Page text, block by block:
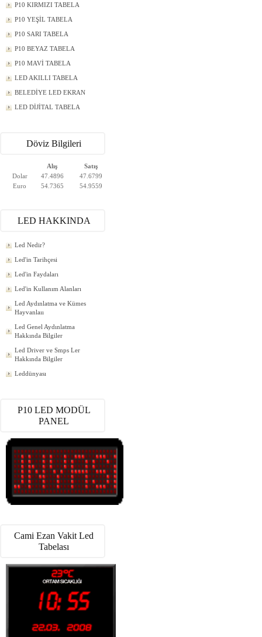
P10 KIRMIZI TABELA
P10 YEŞİL TABELA
P10 SARI TABELA
P10 BEYAZ TABELA
P10 MAVİ TABELA
LED AKILLI TABELA
BELEDİYE LED EKRAN
LED DİJİTAL TABELA
Döviz Bilgileri
Alış
Satış
Dolar
47.4896
47.6799
Euro
54.7365 54.9559
LED HAKKINDA
Led Nedir?
Led'in Tarihçesi
Led'in Faydaları
Led'in Kullanım Alanları
Led Aydınlatma ve Kümes
Hayvanlaıı
Led Genel Aydınlatma
Hakkında Bilgiler
Led Driver ve Smps Ler
Hakkında Bilgiler
Leddünyası
P10 LED MODÜL
PANEL
Cami Ezan Vakit Led
Tabelası